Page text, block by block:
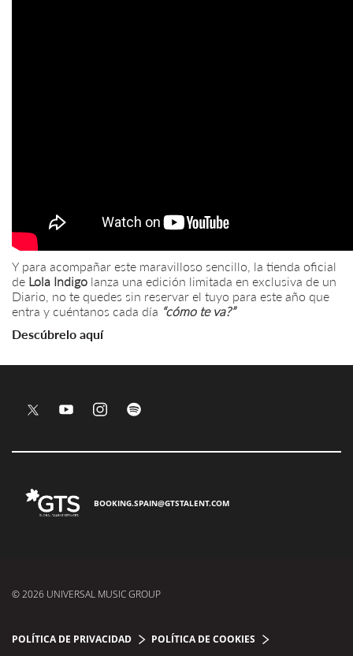
Y para acompañar este maravilloso sencillo, la tienda oficial
de Lola Indigo lanza una edición limitada en exclusiva de un
Diario, no te quedes sin reservar el tuyo para este año que
entra y cuéntanos cada día “cómo te va?”
Descúbrelo aquí
BOOKING.SPAIN@GTSTALENT.COM
© 2026 UNIVERSAL MUSIC GROUP
POLÍTICA DE PRIVACIDAD POLÍTICA DE COOKIES